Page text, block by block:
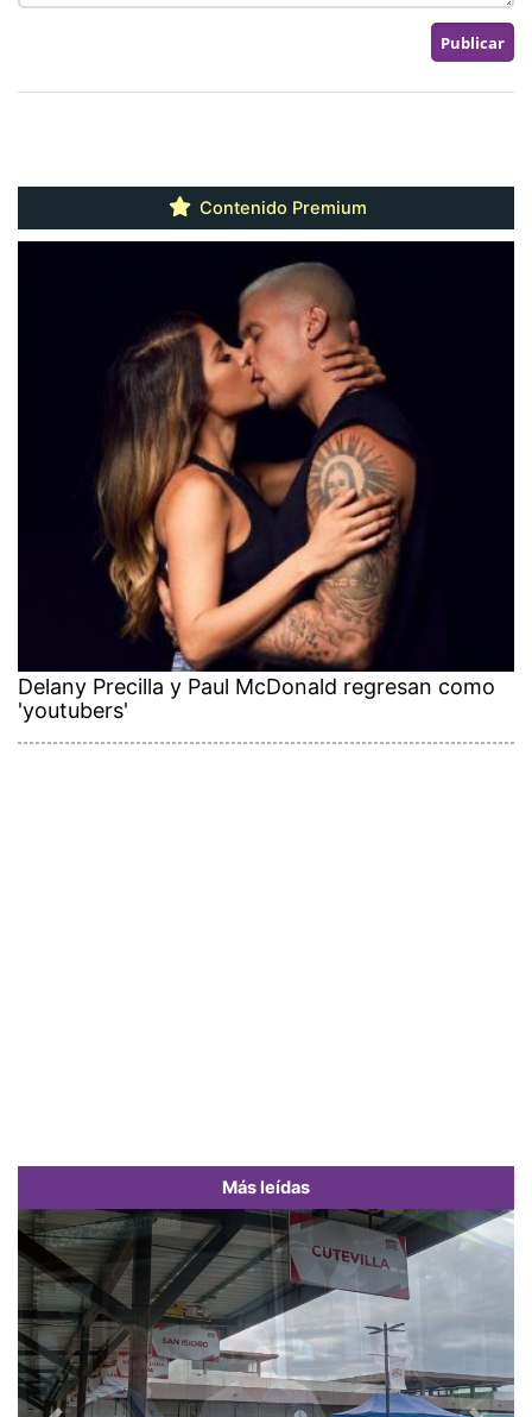
Contenido Premium
Delany Precilla y Paul McDonald regresan como
'youtubers'
Más leídas